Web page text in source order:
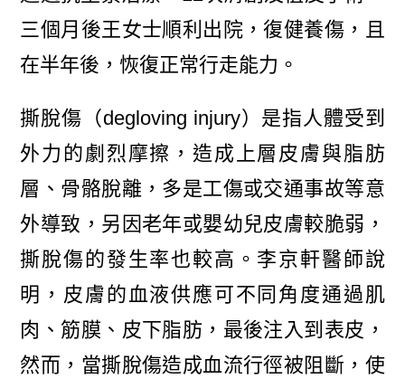
三個月後王女士順利出院，復健養傷，且
在半年後，恢復正常行走能力。
撕脫傷（degloving injury）是指人體受到
外力的劇烈摩擦，造成上層皮膚與脂肪
層、骨骼脫離，多是工傷或交通事故等意
外導致，另因老年或嬰幼兒皮膚較脆弱，
撕脫傷的發生率也較高。李京軒醫師說
明，皮膚的血液供應可不同角度通過肌
肉、筋膜、皮下脂肪，最後注入到表皮，
然而，當撕脫傷造成血流行徑被阻斷，使